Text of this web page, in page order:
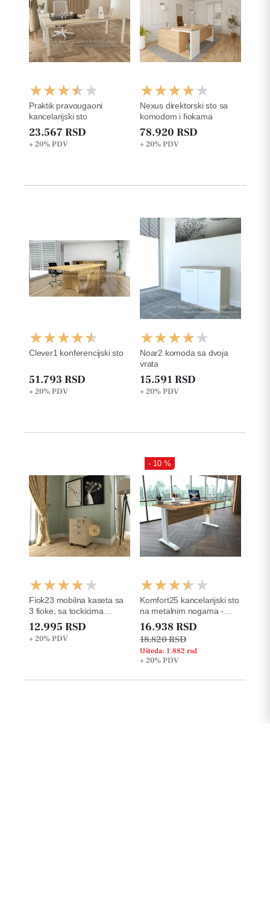
Praktik pravougaoni
kancelarijski sto
23.567 RSD
+ 20%PDV
Nexus direktorski sto sa
komodom i fiokama
78.920 RSD
+ 20%PDV
Clever1 konferencijski sto
51.793 RSD
+ 20%PDV
Noar2 komoda sa dvoja
vrata
15.591 RSD
+ 20%PDV
Fiok23 mobilna kaseta sa
3 fioke, sa tockicima
š42xd50xv63cm
12.995 RSD
+ 20%PDV
Komfort25 kancelarijski sto
na metalnim nogama -
25mm
- 10 %
16.938 RSD
18.820 RSD
Ušteda: 1.882 rsd
+ 20%PDV